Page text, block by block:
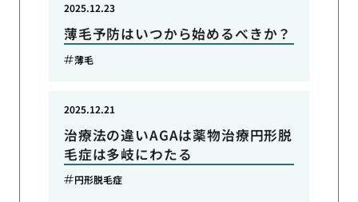
薄毛予防はいつから始めるべきか？
2025.12.23
薄毛
治療法の違いAGAは薬物治療円形脱
毛症は多岐にわたる
2025.12.21
円形脱毛症